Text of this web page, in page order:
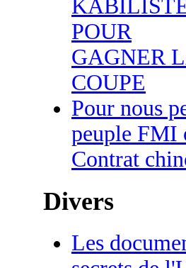
POUR
GAGNER
COUPE
Pour nous
peuple FMI
Contrat
Divers
Les